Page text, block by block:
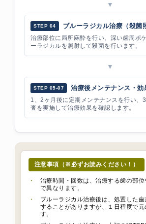
▼
STEP 04 ブルーラジカル治療（殺菌
治療部位に局所麻酔を行い、深い歯周ポ
ーラジカルを照射して殺菌を行います。
▼
STEP 05-07 治療後メンテナンス・効
1、2ヶ月後に定期メンテナンスを行い、
査を実施して治療効果を確認します。
注意事項（※必ずお読みください！）
・
治療時間・回数は、治療する歯の部
で異なります。
・
ブルーラジカル治療後は、処置した
することがありますが、１日程度で元
す。